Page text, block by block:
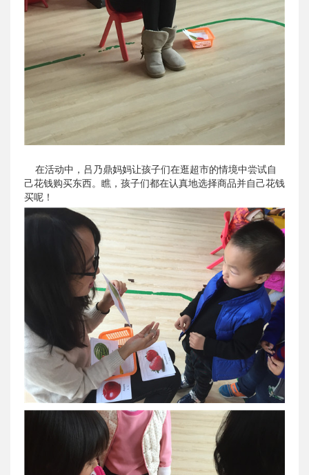
在活动中，吕乃鼎妈妈让孩子们在逛超市的情境中尝试自
己花钱购买东西。瞧，孩子们都在认真地选择商品并自己花钱
买呢！